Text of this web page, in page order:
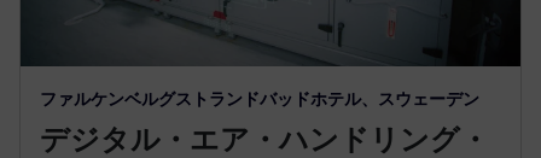
ファルケンベルグストランドバッドホテル、スウェーデン
デジタル・エア・ハンドリング・